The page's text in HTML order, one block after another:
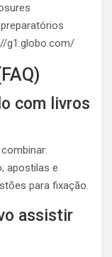
g1.globo.com/
com livros
apostilas e
para fixação.
assistir